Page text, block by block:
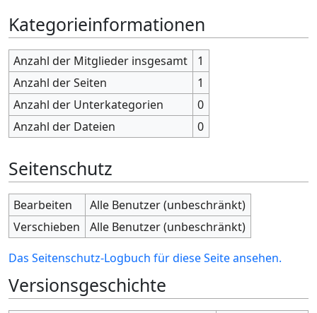
Kategorieinformationen
Anzahl der Mitglieder insgesamt
1
Anzahl der Seiten
1
Anzahl der Unterkategorien
0
Anzahl der Dateien
0
Seitenschutz
Bearbeiten
Alle Benutzer (unbeschränkt)
Verschieben
Alle Benutzer (unbeschränkt)
Das Seitenschutz-Logbuch für diese Seite ansehen.
Versionsgeschichte